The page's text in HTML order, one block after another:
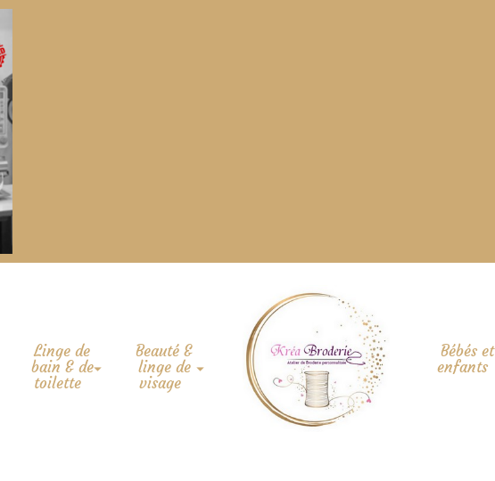
Linge de
bain & de
toilette
Beauté &
linge de
visage
Bébés et
enfants